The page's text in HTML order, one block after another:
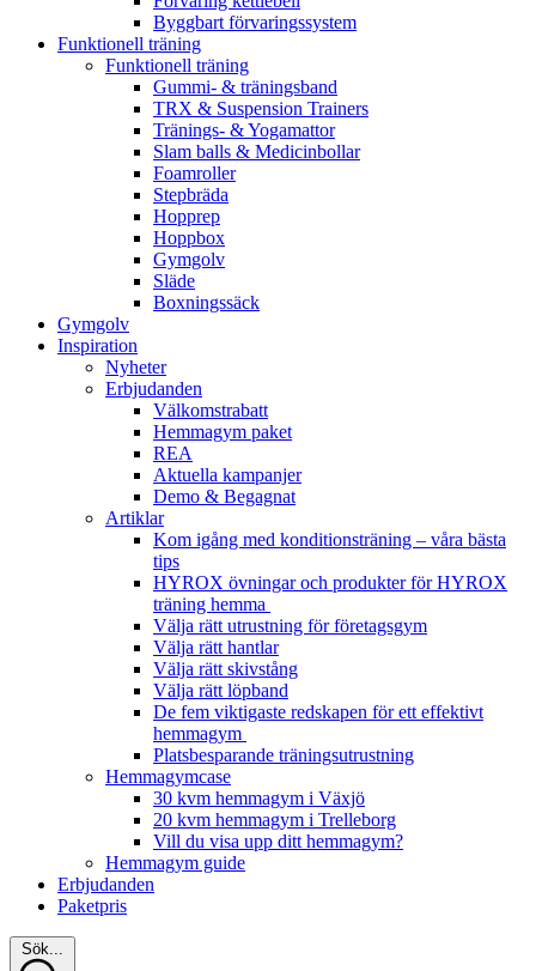
Byggbart förvaringssystem
Funktionell träning
Funktionell träning
Gummi- & träningsband
TRX & Suspension Trainers
Tränings- & Yogamattor
Slam balls & Medicinbollar
Foamroller
Stepbräda
Hopprep
Hoppbox
Gymgolv
Släde
Boxningssäck
Gymgolv
Inspiration
Nyheter
Erbjudanden
Välkomstrabatt
Hemmagym paket
REA
Aktuella kampanjer
Demo & Begagnat
Artiklar
Kom igång med konditionsträning – våra bästa
tips
HYROX övningar och produkter för HYROX
träning hemma
Välja rätt utrustning för företagsgym
Välja rätt hantlar
Välja rätt skivstång
Välja rätt löpband
De fem viktigaste redskapen för ett effektivt
hemmagym
Platsbesparande träningsutrustning
Hemmagymcase
30 kvm hemmagym i Växjö
20 kvm hemmagym i Trelleborg
Vill du visa upp ditt hemmagym?
Hemmagym guide
Erbjudanden
Paketpris
Sök...